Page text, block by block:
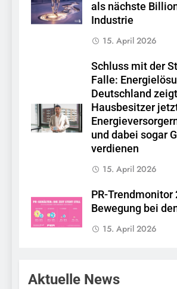
als nächste
Industrie
15. April 2026
Schluss mit der
Falle:
Deutschland
Hausbesitzer
und dabei sogar
verdienen
15. April 2026
PR-Trendmonitor
Bewegung bei
15. April 2026
Aktuelle News